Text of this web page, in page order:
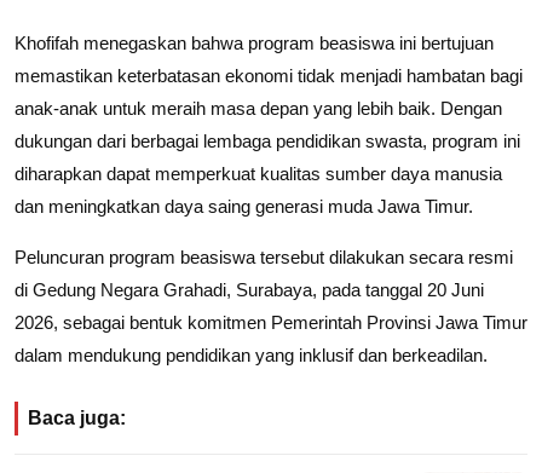
Khofifah menegaskan bahwa program beasiswa ini bertujuan
memastikan keterbatasan ekonomi tidak menjadi hambatan bagi
anak-anak untuk meraih masa depan yang lebih baik. Dengan
dukungan dari berbagai lembaga pendidikan swasta, program ini
diharapkan dapat memperkuat kualitas sumber daya manusia
dan meningkatkan daya saing generasi muda Jawa Timur.
Peluncuran program beasiswa tersebut dilakukan secara resmi
di Gedung Negara Grahadi, Surabaya, pada tanggal 20 Juni
2026, sebagai bentuk komitmen Pemerintah Provinsi Jawa Timur
dalam mendukung pendidikan yang inklusif dan berkeadilan.
Baca juga: